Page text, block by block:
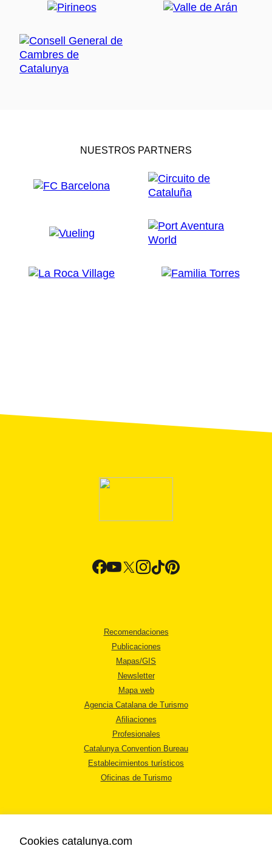
NUESTROS PARTNERS
Recomendaciones
Publicaciones
Mapas/GIS
Newsletter
Mapa web
Agencia Catalana de Turismo
Afiliaciones
Profesionales
Catalunya Convention Bureau
Establecimientos turísticos
Oficinas de Turismo
Cookies catalunya.com